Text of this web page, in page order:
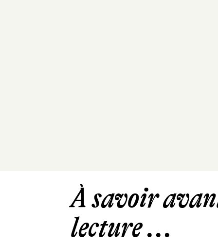
À savoir
lecture ...